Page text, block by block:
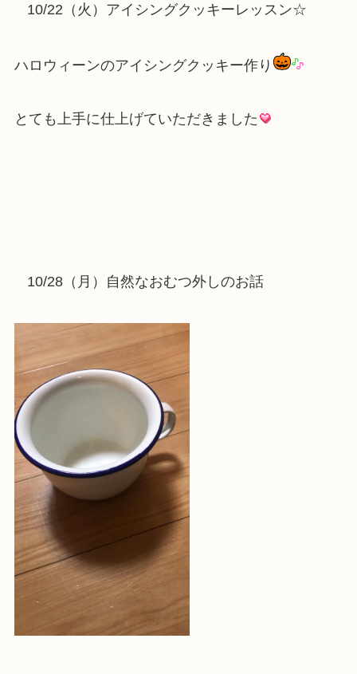
10/22（火）アイシングクッキーレッスン☆
ハロウィーンのアイシングクッキー作り
とても上手に仕上げていただきました
10/28（月）自然なおむつ外しのお話